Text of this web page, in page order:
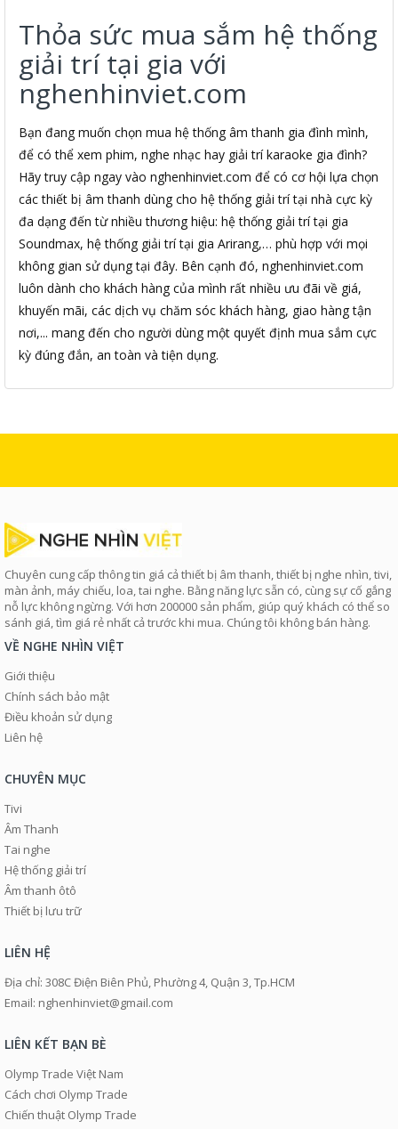
Thỏa sức mua sắm hệ thống
giải trí tại gia với
nghenhinviet.com
Bạn đang muốn chọn mua hệ thống âm thanh gia đình mình,
để có thể xem phim, nghe nhạc hay giải trí karaoke gia đình?
Hãy truy cập ngay vào nghenhinviet.com để có cơ hội lựa chọn
các thiết bị âm thanh dùng cho hệ thống giải trí tại nhà cực kỳ
đa dạng đến từ nhiều thương hiệu: hệ thống giải trí tại gia
Soundmax, hệ thống giải trí tại gia Arirang,… phù hợp với mọi
không gian sử dụng tại đây. Bên cạnh đó, nghenhinviet.com
luôn dành cho khách hàng của mình rất nhiều ưu đãi về giá,
khuyến mãi, các dịch vụ chăm sóc khách hàng, giao hàng tận
nơi,... mang đến cho người dùng một quyết định mua sắm cực
kỳ đúng đắn, an toàn và tiện dụng.
Chuyên cung cấp thông tin giá cả thiết bị âm thanh, thiết bị nghe nhìn, tivi,
màn ảnh, máy chiếu, loa, tai nghe. Bằng năng lực sẵn có, cùng sự cố gắng
nỗ lực không ngừng. Với hơn 200000 sản phẩm, giúp quý khách có thể so
sánh giá, tìm giá rẻ nhất cả trước khi mua. Chúng tôi không bán hàng.
VỀ NGHE NHÌN VIỆT
Giới thiệu
Chính sách bảo mật
Điều khoản sử dụng
Liên hệ
CHUYÊN MỤC
Tivi
Âm Thanh
Tai nghe
Hệ thống giải trí
Âm thanh ôtô
Thiết bị lưu trữ
LIÊN HỆ
Địa chỉ: 308C Điện Biên Phủ, Phường 4, Quận 3, Tp.HCM
Email: nghenhinviet@gmail.com
LIÊN KẾT BẠN BÈ
Olymp Trade Việt Nam
Cách chơi Olymp Trade
Chiến thuật Olymp Trade